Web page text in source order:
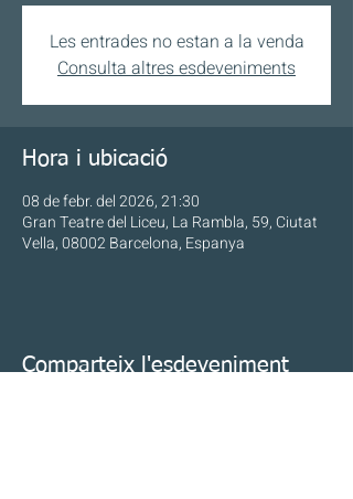
Les entrades no estan a la venda
Consulta altres esdeveniments
Hora i ubicació
08 de febr. del 2026, 21:30
Gran Teatre del Liceu, La Rambla, 59, Ciutat
Vella, 08002 Barcelona, Espanya
Comparteix l'esdeveniment